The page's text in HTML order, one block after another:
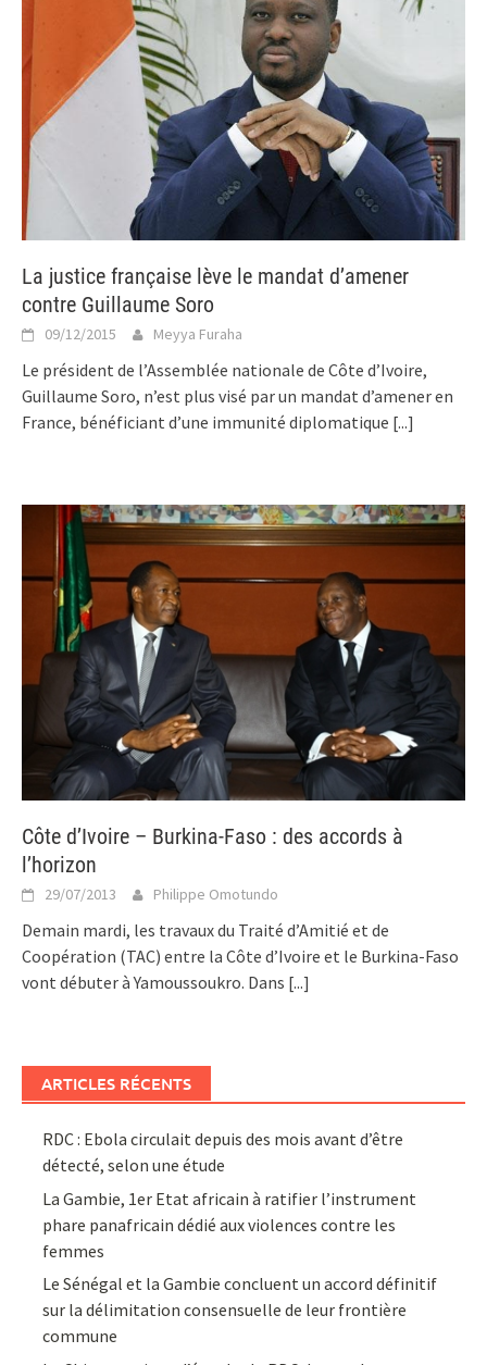
La justice française lève le mandat d’amener
contre Guillaume Soro
09/12/2015 Meyya Furaha
Le président de l’Assemblée nationale de Côte d’Ivoire,
Guillaume Soro, n’est plus visé par un mandat d’amener en
France, bénéficiant d’une immunité diplomatique [...]
Côte d’Ivoire – Burkina-Faso : des accords à
l’horizon
29/07/2013 Philippe Omotundo
Demain mardi, les travaux du Traité d’Amitié et de
Coopération (TAC) entre la Côte d’Ivoire et le Burkina-Faso
vont débuter à Yamoussoukro. Dans [...]
ARTICLES RÉCENTS
RDC : Ebola circulait depuis des mois avant d’être
détecté, selon une étude
La Gambie, 1er Etat africain à ratifier l’instrument
phare panafricain dédié aux violences contre les
femmes
Le Sénégal et la Gambie concluent un accord définitif
sur la délimitation consensuelle de leur frontière
commune